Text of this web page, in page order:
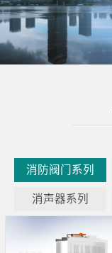
消防阀门系列
消声器系列